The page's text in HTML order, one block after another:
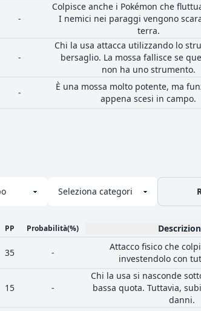
-
Colpisce anche i Pokémon che
I nemici nei paraggi vengono
terra.
-
Chi la usa attacca utilizzando lo
bersaglio. La mossa fallisce se
non ha uno strumento.
-
È una mossa molto potente, ma
appena scesi in campo.
PP Probabilità(%)
35 -
Attacco fisico che
investendolo con
15 -
Chi la usa si nasconde
bassa quota. Tuttavia,
danni.